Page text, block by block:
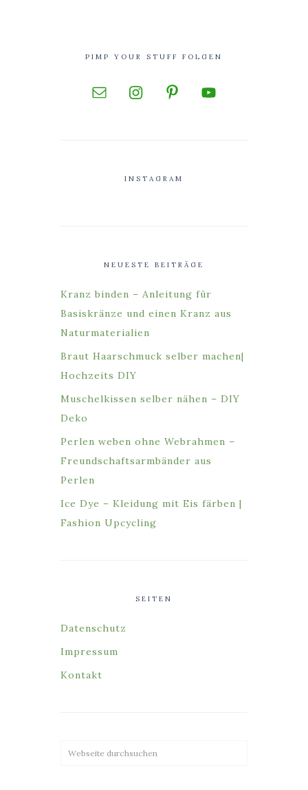
PIMP YOUR STUFF FOLGEN
INSTAGRAM
NEUESTE BEITRÄGE
Kranz binden – Anleitung für
Basiskränze und einen Kranz aus
Naturmaterialien
Braut Haarschmuck selber machen|
Hochzeits DIY
Muschelkissen selber nähen – DIY
Deko
Perlen weben ohne Webrahmen –
Freundschaftsarmbänder aus
Perlen
Ice Dye – Kleidung mit Eis färben |
Fashion Upcycling
SEITEN
Datenschutz
Impressum
Kontakt